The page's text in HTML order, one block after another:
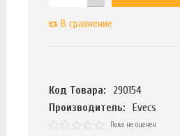
В сравнение
Код Товара:
290154
Производитель:
Evecs
Пока не оценен